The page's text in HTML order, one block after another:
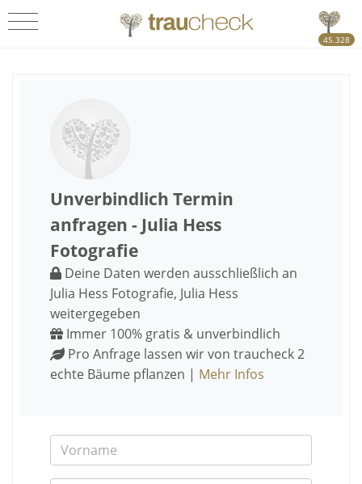
45.328
Unverbindlich Termin
anfragen - Julia Hess
Fotografie
Deine Daten werden ausschließlich an
Julia Hess Fotografie, Julia Hess
weitergegeben
Immer 100% gratis & unverbindlich
Pro Anfrage lassen wir von traucheck 2
echte Bäume pflanzen | Mehr Infos